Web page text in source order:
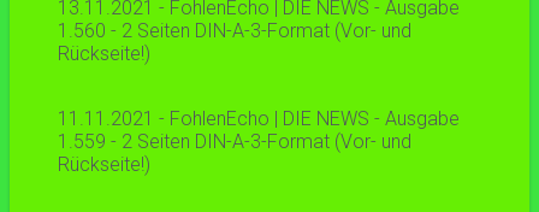
13.11.2021 - FohlenEcho | DIE NEWS - Ausgabe
1.560 - 2 Seiten DIN-A-3-Format (Vor- und
Rückseite!)
11.11.2021 - FohlenEcho | DIE NEWS - Ausgabe
1.559 - 2 Seiten DIN-A-3-Format (Vor- und
Rückseite!)